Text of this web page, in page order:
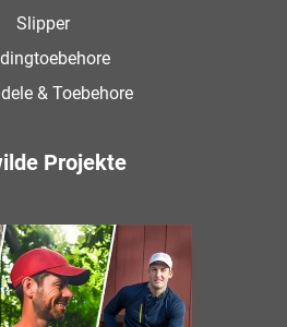
Slipper
& Toebehore
Projekte